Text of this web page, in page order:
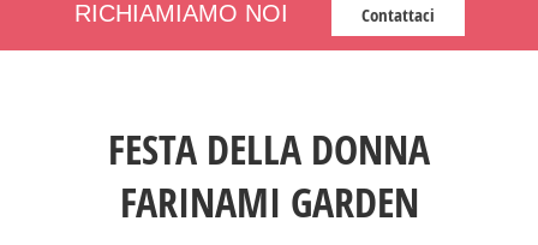
RICHIAMIAMO NOI
Contattaci
FESTA DELLA DONNA
FARINAMI GARDEN